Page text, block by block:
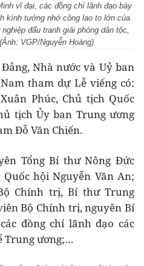
vĩ đại, các đồng chí lãnh đạo bày
kính tưởng nhớ công lao to lớn của
đấu tranh giải phóng dân tộc,
VGP/Nguyễn Hoàng)
Nhà nước và Uỷ ban
tham dự Lễ viếng có:
Phúc, Chủ tịch Quốc
tịch Ủy ban Trung ương
Đỗ Văn Chiến.
Tổng Bí thư Nông Đức
hội Nguyễn Văn An;
Chính trị, Bí thư Trung
Bộ Chính trị, nguyên Bí
đồng chí lãnh đạo các
Trung ương;…